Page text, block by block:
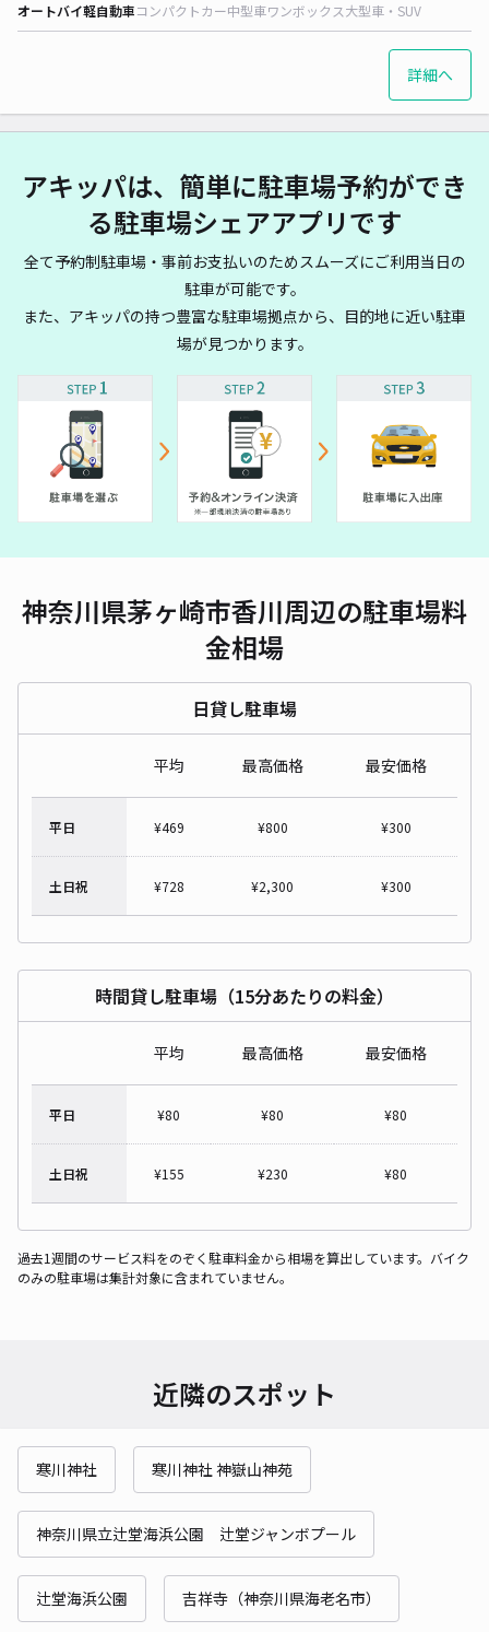
オートバイ軽自動車コンパクトカー中型車ワンボックス大型車・SUV
詳細へ
アキッパは、簡単に駐車場予約ができ
る駐車場シェアアプリです
全て予約制駐車場・事前お支払いのためスムーズにご利用当日の
駐車が可能です。
また、アキッパの持つ豊富な駐車場拠点から、目的地に近い駐車
場が見つかります。
神奈川県茅ヶ崎市香川周辺の駐車場料
金相場
日貸し駐車場
平均 最高価格 最安価格
平日 ¥469 ¥800 ¥300
土日祝 ¥728 ¥2,300 ¥300
時間貸し駐車場（15分あたりの料金）
平均 最高価格 最安価格
平日 ¥80 ¥80 ¥80
土日祝 ¥155 ¥230 ¥80
過去1週間のサービス料をのぞく駐車料金から相場を算出しています。バイク
のみの駐車場は集計対象に含まれていません。
近隣のスポット
寒川神社 寒川神社 神嶽山神苑
神奈川県立辻堂海浜公園 辻堂ジャンボプール
辻堂海浜公園 吉祥寺（神奈川県海老名市）